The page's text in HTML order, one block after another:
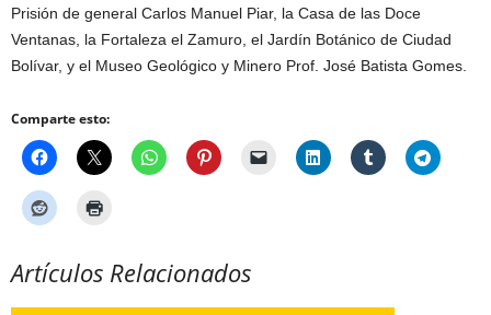
Prisión de general Carlos Manuel Piar, la Casa de las Doce
Ventanas, la Fortaleza el Zamuro, el Jardín Botánico de Ciudad
Bolívar, y el Museo Geológico y Minero Prof. José Batista Gomes.
Comparte esto:
Artículos Relacionados